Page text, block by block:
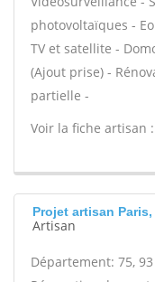
photovoltaïques -
TV et satellite -
(Ajout prise) -
partielle -
Voir la fiche artisan :
Projet artisan
Artisan
Département: 75, 93